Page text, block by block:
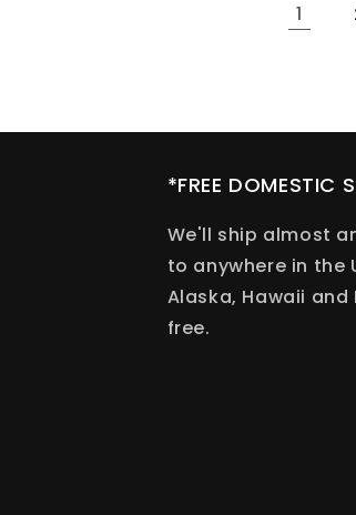
1
*FREE DOMESTIC
We'll ship almost
to anywhere in the
Alaska, Hawaii
free.